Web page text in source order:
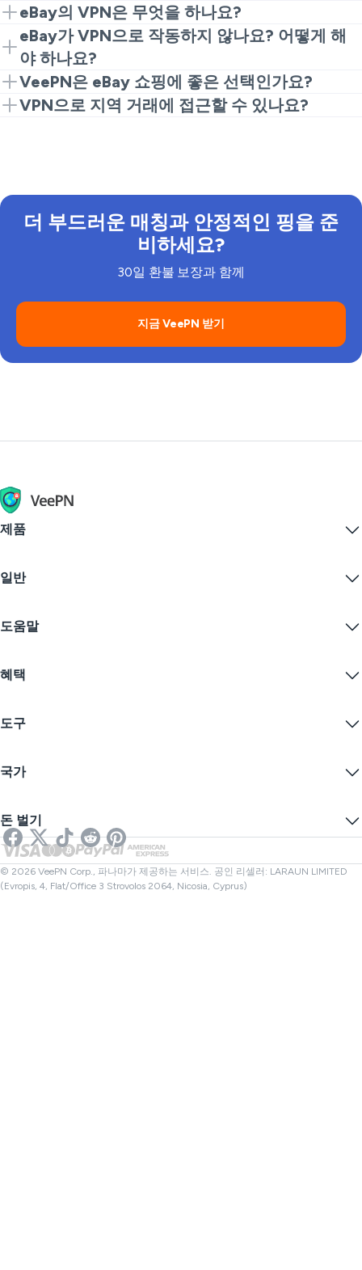
예, VeePN에 연결하면 지원되는 지역에서 eBay에 액세
스할 수 있어 안전한 거래를 보장합니다.
eBay의 VPN은 무엇을 하나요?
VPN은 인터넷 연결을 암호화하고 IP 주소를 숨겨 정보
보호를 해주어 쇼핑 시 안심할 수 있게 합니다.
eBay가 VPN으로 작동하지 않나요? 어떻게 해
야 하나요?
서버를 전환하거나 브라우저 캐시를 지워보세요. VPN
이 올바르게 설정되어 있는지 확인하면 대부분의 문제
를 해결할 수 있습니다.
VeePN은 eBay 쇼핑에 좋은 선택인가요?
예, VeePN은 신뢰할 수 있는 보안과 속도를 제공하여
VPN으로 지역 거래에 접근할 수 있나요?
더 부드러운 매칭과 안정적인 핑을 준
비하세요?
30일 환불 보장과 함께
지금 VeePN 받기
제품
VPN for macOS
iOS VPN
Firefox
무료 VPN
일반
VPN 다운로드
가격
학생 할인
블로그
도움말
문의하기
개인정보 보호정책
쿠키 기본 설정
혜택
인터넷 개인정보 보호
익명 IP
스트리밍을 위한 VPN
넷플릭스 VPN
도구
IP 숨기기
온라인 SMS
링크 검사기
파일 검사기
국가
영국 VPN
캐나다 VPN
터키 VPN
돈 벌기
제휴사
© 2026 VeePN Corp., 파나마가 제공하는 서비스. 공인 리셀러: LARAUN LIMITED
(Evropis, 4, Flat/Office 3 Strovolos 2064, Nicosia, Cyprus)